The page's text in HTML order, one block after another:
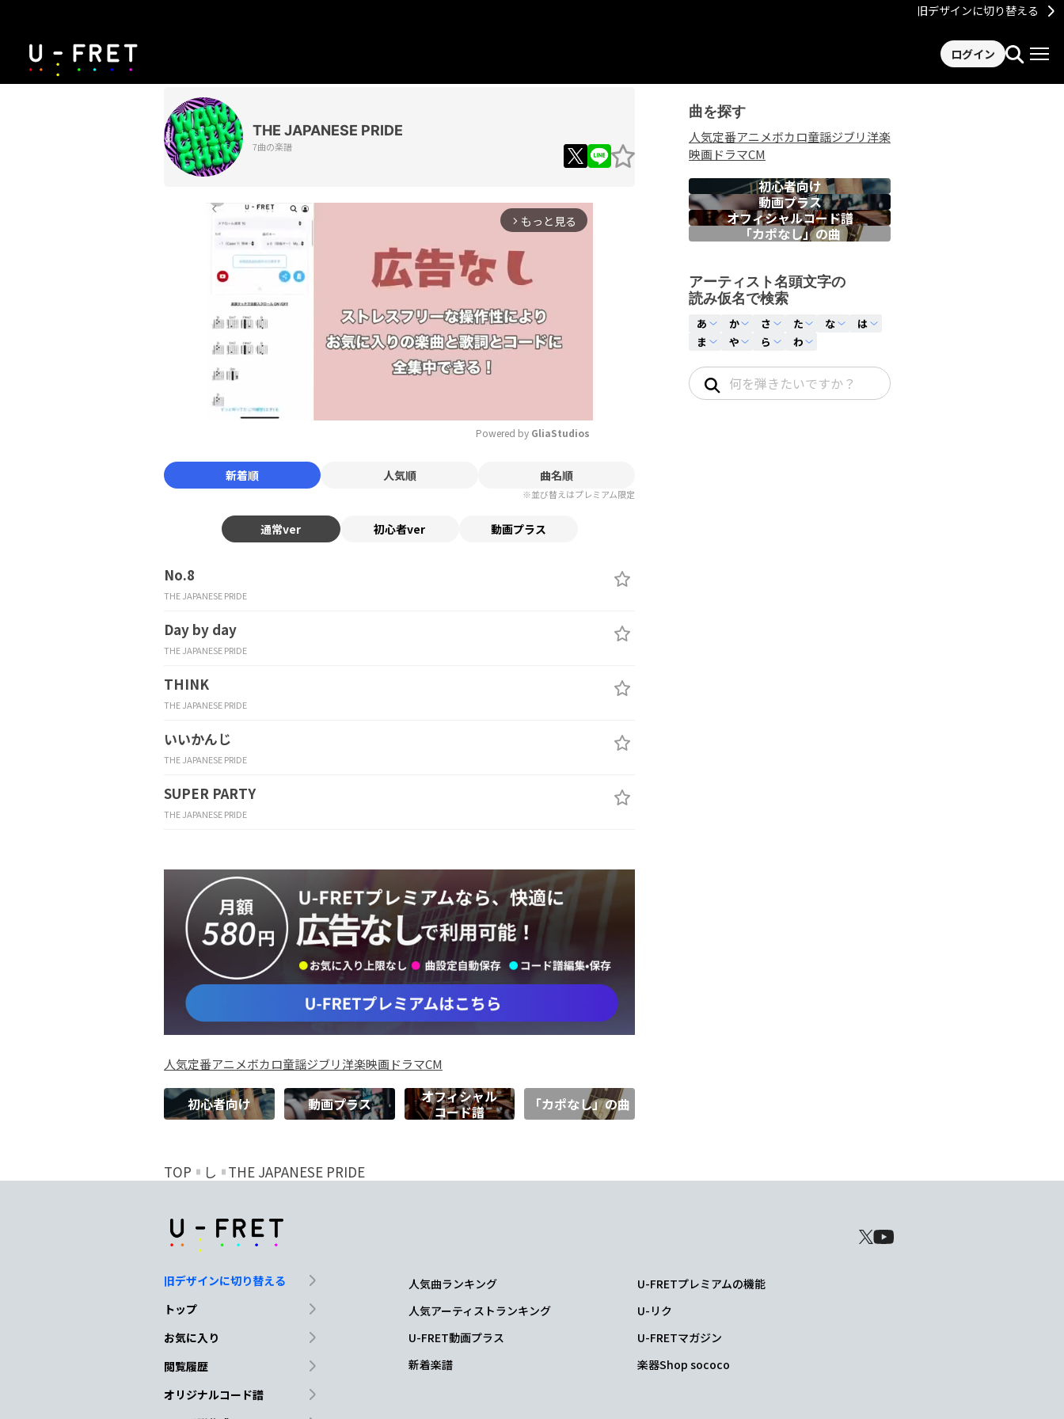
旧デザインに切り替える
ログイン
THE JAPANESE PRIDE
7曲の楽譜
arrow_forward_ios もっと見る
Mute
Powered by GliaStudios
新着順 人気順 曲名順
※並び替えはプレミアム限定
通常ver 初心者ver 動画プラス
No.8
THE JAPANESE PRIDE
Day by day
THE JAPANESE PRIDE
THINK
THE JAPANESE PRIDE
いいかんじ
THE JAPANESE PRIDE
SUPER PARTY
THE JAPANESE PRIDE
人気定番アニメボカロ童謡ジブリ洋楽映画ドラマCM
初心者向け 動画プラス
オフィシャル
コード譜
「カポなし」の曲
曲を探す
人気定番アニメボカロ童謡ジブリ洋楽
映画ドラマCM
初心者向け
動画プラス
オフィシャルコード譜
「カポなし」の曲
アーティスト名頭文字の
読み仮名で検索
TOP し THE JAPANESE PRIDE
旧デザインに切り替える
トップ
お気に入り
閲覧履歴
オリジナルコード譜
人気曲ランキング
人気アーティストランキング
U-FRET動画プラス
新着楽譜
U-FRETプレミアムの機能
U-リク
U-FRETマガジン
楽器Shop sococo